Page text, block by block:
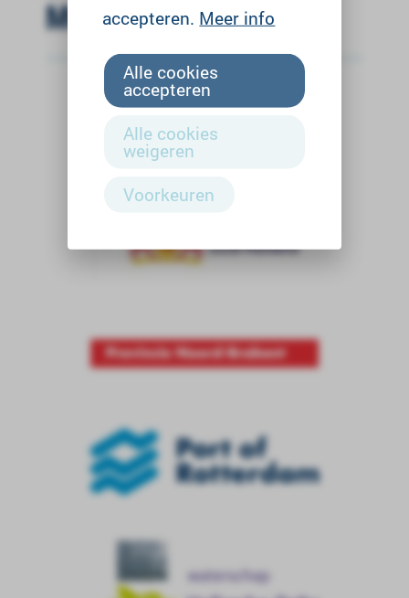
accepteren. Meer info
Alle cookies
accepteren
Alle cookies
weigeren
Voorkeuren
MOBILITEIT